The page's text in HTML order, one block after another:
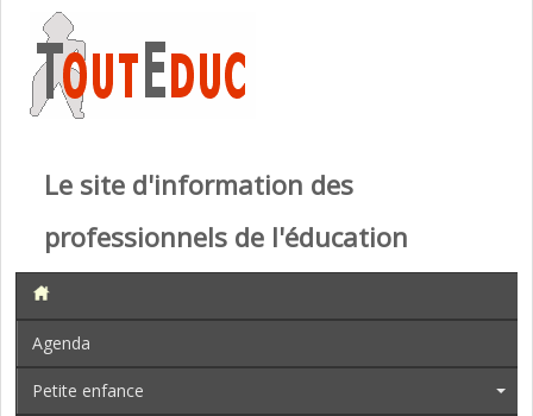
Le site d'information des
professionnels de l'éducation
Agenda
Petite enfance